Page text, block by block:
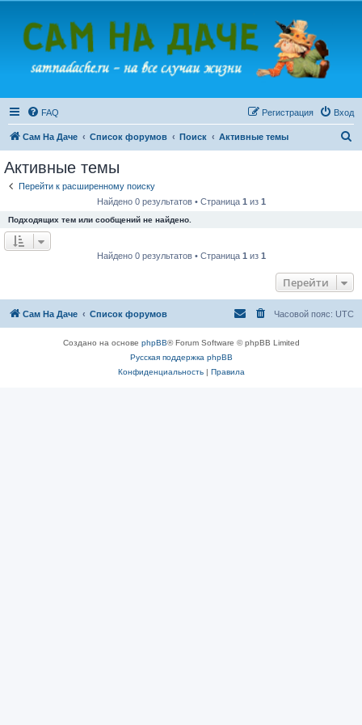
FAQ Вход
Регистрация
Сам На Даче Список форумов Поиск Активные темы
Активные темы
Перейти к расширенному поиску
Найдено 0 результатов • Страница 1 из 1
Подходящих тем или сообщений не найдено.
Найдено 0 результатов • Страница 1 из 1
Перейти
Сам На Даче Список форумов Часовой пояс: UTC
Создано на основе phpBB® Forum Software © phpBB Limited
Русская поддержка phpBB
Конфиденциальность| Правила